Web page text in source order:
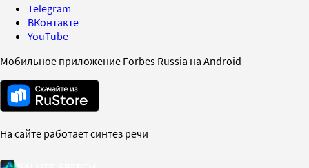
Telegram
ВКонтакте
YouTube
Мобильное приложение Forbes Russia на Android
На сайте работает синтез речи